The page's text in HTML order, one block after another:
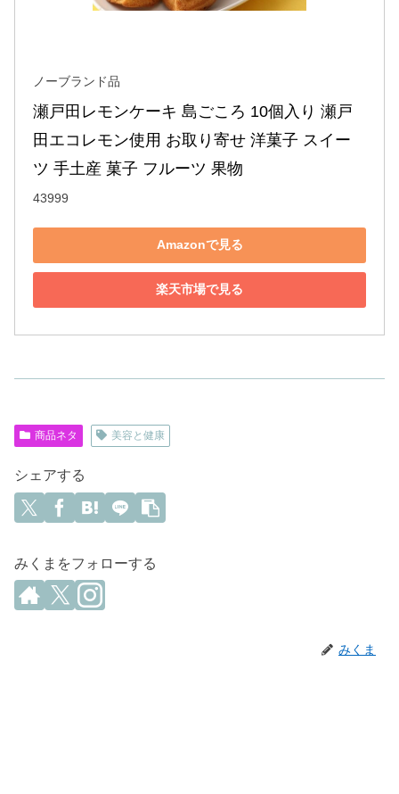
ノーブランド品
瀬戸田レモンケーキ 島ごころ 10個入り 瀬戸
田エコレモン使用 お取り寄せ 洋菓子 スイー
ツ 手土産 菓子 フルーツ 果物
43999
Amazonで見る
楽天市場で見る
商品ネタ 美容と健康
シェアする
みくまをフォローする
みくま